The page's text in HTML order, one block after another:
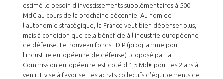
estimé le besoin d'investissements supplémentaires à 500
Md€ au cours de la prochaine décennie. Au nom de
l'autonomie stratégique, la France veut bien dépenser plus,
mais à condition que cela bénéficie à l'industrie européenne
de défense. Le nouveau fonds EDIP (programme pour
l'industrie européenne de défense) proposé par la
Commission européenne est doté d'1,5 Md€ pour les 2 ans à
venir. Il vise à favoriser les achats collectifs d'équipements de